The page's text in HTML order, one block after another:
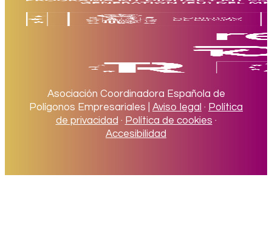
Asociación Coordinadora Española de
Polígonos Empresariales | Aviso legal · Política
de privacidad · Política de cookies ·
Accesibilidad